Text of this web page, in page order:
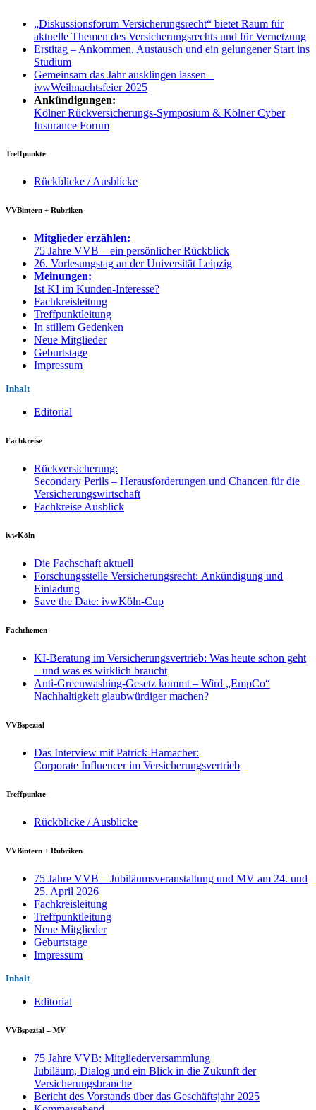
„Diskussionsforum Versicherungsrecht“ bietet Raum für
aktuelle Themen des Versicherungsrechts und für Vernetzung
Erstitag – Ankommen, Austausch und ein gelungener Start ins
Studium
Gemeinsam das Jahr ausklingen lassen –
ivwWeihnachtsfeier 2025
Ankündigungen:
Kölner Rückversicherungs-Symposium & Kölner Cyber
Insurance Forum
Treffpunkte
Rückblicke / Ausblicke
VVBintern + Rubriken
Mitglieder erzählen:
75 Jahre VVB – ein persönlicher Rückblick
26. Vorlesungstag an der Universität Leipzig
Meinungen:
Ist KI im Kunden-Interesse?
Fachkreisleitung
Treffpunktleitung
In stillem Gedenken
Neue Mitglieder
Geburtstage
Impressum
Inhalt
Editorial
Fachkreise
Rückversicherung:
Secondary Perils – Herausforderungen und Chancen für die
Versicherungswirtschaft
Fachkreise Ausblick
ivwKöln
Die Fachschaft aktuell
Forschungsstelle Versicherungsrecht: Ankündigung und
Einladung
Save the Date: ivwKöln-Cup
Fachthemen
KI-Beratung im Versicherungsvertrieb: Was heute schon geht
– und was es wirklich braucht
Anti-Greenwashing-Gesetz kommt – Wird „EmpCo“
Nachhaltigkeit glaubwürdiger machen?
VVBspezial
Das Interview mit Patrick Hamacher:
Corporate Influencer im Versicherungsvertrieb
Treffpunkte
Rückblicke / Ausblicke
VVBintern + Rubriken
75 Jahre VVB – Jubiläumsveranstaltung und MV am 24. und
25. April 2026
Fachkreisleitung
Treffpunktleitung
Neue Mitglieder
Geburtstage
Impressum
Inhalt
Editorial
VVBspezial – MV
75 Jahre VVB: Mitgliederversammlung
Jubiläum, Dialog und ein Blick in die Zukunft der
Versicherungsbranche
Bericht des Vorstands über das Geschäftsjahr 2025